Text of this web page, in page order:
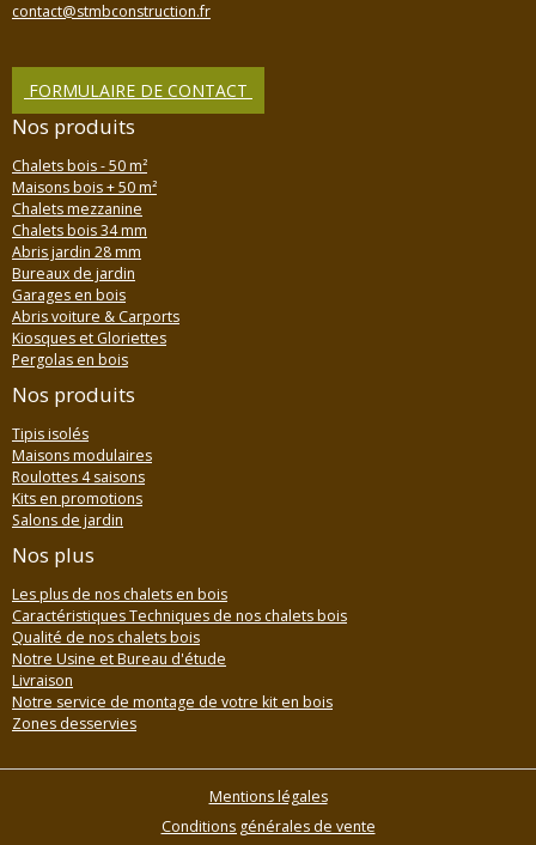
contact@stmbconstruction.fr
FORMULAIRE DE CONTACT
Nos produits
Chalets bois - 50 m²
Maisons bois + 50 m²
Chalets mezzanine
Chalets bois 34 mm
Abris jardin 28 mm
Bureaux de jardin
Garages en bois
Abris voiture & Carports
Kiosques et Gloriettes
Pergolas en bois
Nos produits
Tipis isolés
Maisons modulaires
Roulottes 4 saisons
Kits en promotions
Salons de jardin
Nos plus
Les plus de nos chalets en bois
Caractéristiques Techniques de nos chalets bois
Qualité de nos chalets bois
Notre Usine et Bureau d'étude
Livraison
Notre service de montage de votre kit en bois
Zones desservies
Mentions légales
Conditions générales de vente